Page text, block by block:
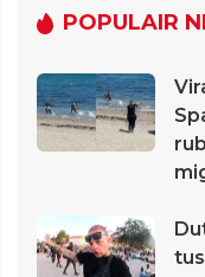
POPULAIR